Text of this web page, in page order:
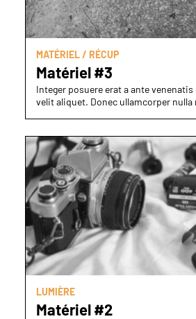
MATÉRIEL / RÉCUP
Matériel #3
Integer posuere erat a ante
velit aliquet. Donec ullamcorper
LUMIÈRE
Matériel #2